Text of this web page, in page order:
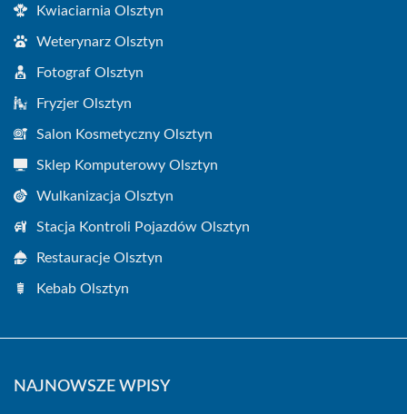
Kwiaciarnia Olsztyn
Weterynarz Olsztyn
Fotograf Olsztyn
Fryzjer Olsztyn
Salon Kosmetyczny Olsztyn
Sklep Komputerowy Olsztyn
Wulkanizacja Olsztyn
Stacja Kontroli Pojazdów Olsztyn
Restauracje Olsztyn
Kebab Olsztyn
NAJNOWSZE WPISY